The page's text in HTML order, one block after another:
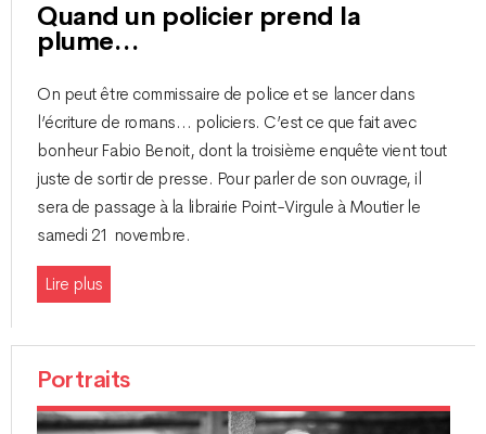
Quand un policier prend la
plume…
On peut être commissaire de police et se lancer dans
l’écriture de romans… policiers. C’est ce que fait avec
bonheur Fabio Benoit, dont la troisième enquête vient tout
juste de sortir de presse. Pour parler de son ouvrage, il
sera de passage à la librairie Point-Virgule à Moutier le
samedi 21 novembre.
Lire plus
Portraits